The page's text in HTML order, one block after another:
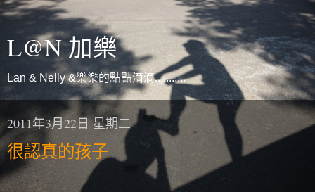
L@N 加樂
Lan & Nelly &樂樂的點點滴滴...........
2011年3月22日 星期二
很認真的孩子